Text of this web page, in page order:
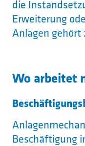
die
Erweiterung
Anlagen
Wo arbeitet
Beschäftigung